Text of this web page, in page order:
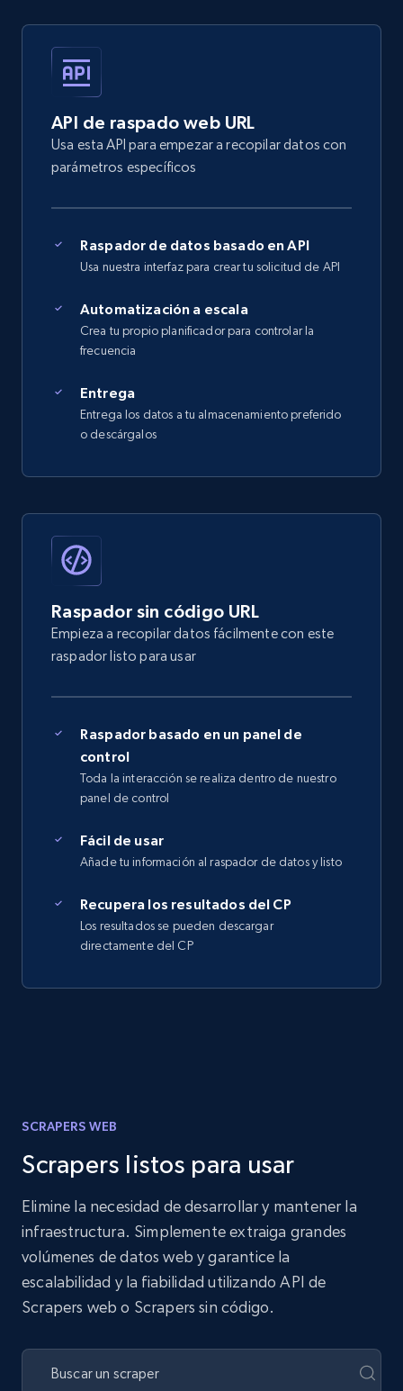
API de raspado web URL
Usa esta API para empezar a recopilar datos con
parámetros específicos
Raspador de datos basado en API
Usa nuestra interfaz para crear tu solicitud de API
Automatización a escala
Crea tu propio planificador para controlar la
frecuencia
Entrega
Entrega los datos a tu almacenamiento preferido
o descárgalos
Raspador sin código URL
Empieza a recopilar datos fácilmente con este
raspador listo para usar
Raspador basado en un panel de
control
Toda la interacción se realiza dentro de nuestro
panel de control
Fácil de usar
Añade tu información al raspador de datos y listo
Recupera los resultados del CP
Los resultados se pueden descargar
directamente del CP
SCRAPERS WEB
Scrapers listos para usar
Elimine la necesidad de desarrollar y mantener la
infraestructura. Simplemente extraiga grandes
volúmenes de datos web y garantice la
escalabilidad y la fiabilidad utilizando API de
Scrapers web o Scrapers sin código.